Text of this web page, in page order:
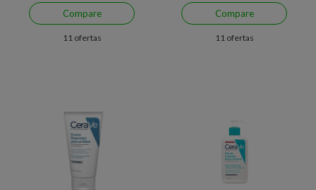
Compare
11 ofertas
Compare
11 ofertas